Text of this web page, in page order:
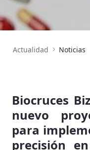
Actualidad Noticias
Biocruces
nuevo
para
precisión